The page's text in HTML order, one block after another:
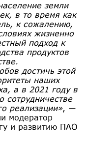
земли
в то время как
к сожалению,
жизненно
подход к
продуктов
достичь этой
наших
а в 2021 году в
реализации», ―
модератор
и развитию ПАО